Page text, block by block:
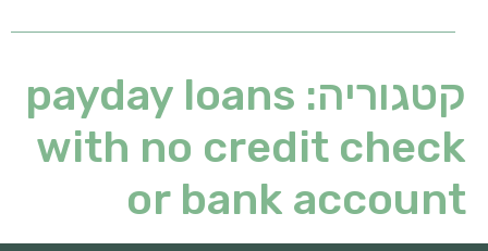
קטגוריה: payday loans
with no credit check
or bank account